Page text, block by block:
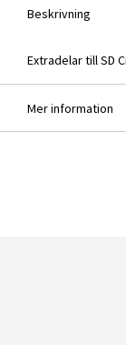
Beskrivning
Extradelar till SD
Mer information